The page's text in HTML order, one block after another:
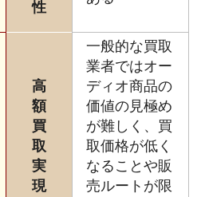
性
高
額
買
取
実
現
一般的な買取
業者ではオー
ディオ商品の
価値の見極め
が難しく、買
取価格が低く
なることや販
売ルートが限